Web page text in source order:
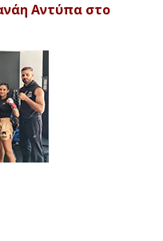
Αντύπα στο